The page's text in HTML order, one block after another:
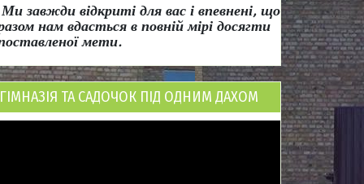
Ми завжди відкриті для вас і впевнені, що
нам вдасться в повній мірі досягти
мети.
ГІМНАЗІЯ ТА САДОЧОК ПІД ОДНИМ ДАХОМ